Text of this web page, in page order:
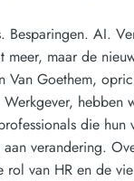
Besparingen. AI.
maar de
Van Goethem,
Werkgever, hebben
die hun
verandering.
rol van HR en de